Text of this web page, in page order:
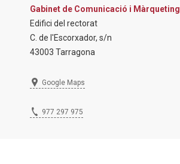
Gabinet de Comunicació i Màrqueting
Edifici del rectorat
C. de l'Escorxador, s/n
43003 Tarragona
Google Maps
977 297 975